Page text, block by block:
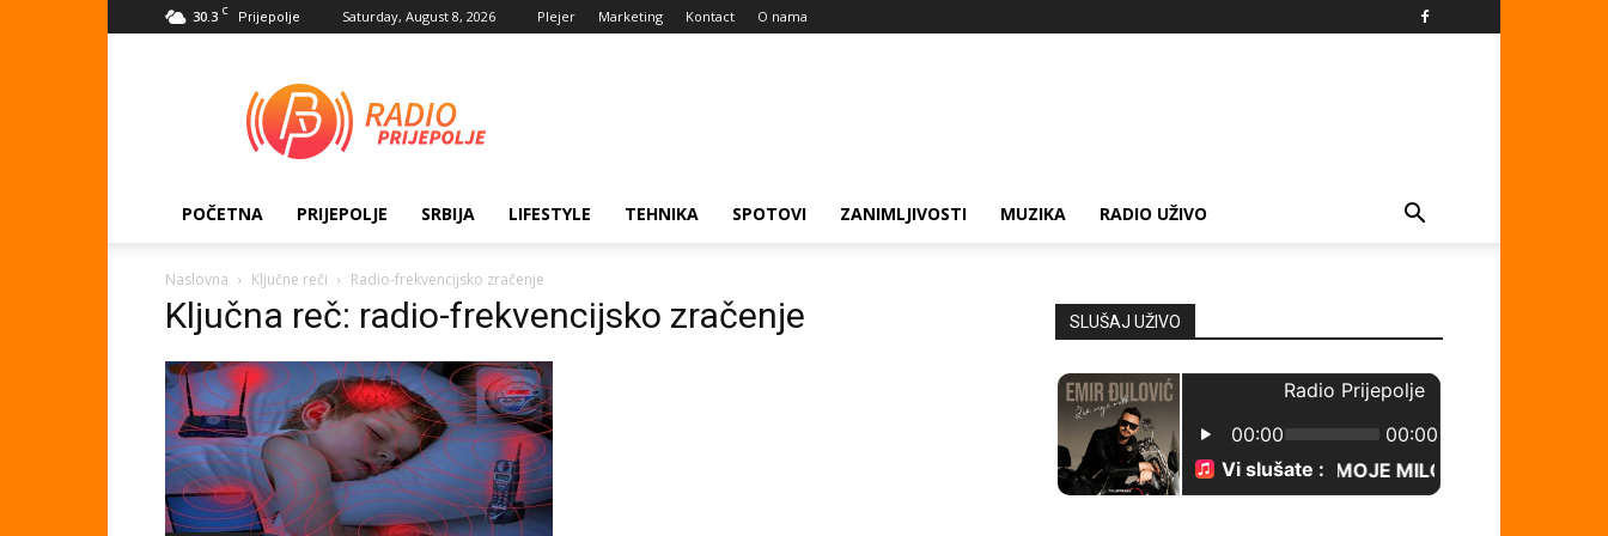
30.3 C Prijepolje Saturday, August 8, 2026 Plejer Marketing Kontact O nama
Prijepolje
POČETNA PRIJEPOLJE SRBIJA LIFESTYLE TEHNIKA SPOTOVI ZANIMLJIVOSTI MUZIKA RADIO UŽIVO
Naslovna Ključne reči Radio-frekvencijsko zračenje
Ključna reč: radio-frekvencijsko zračenje SLUŠAJ UŽIVO